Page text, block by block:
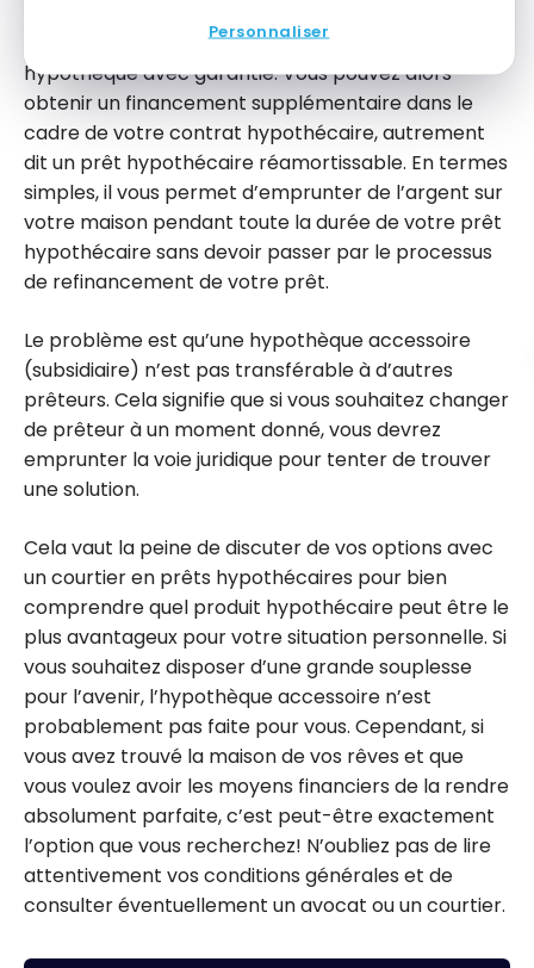
Personnaliser
vous avez peut-être eu la possibilité d’obtenir une
hypothèque avec garantie. Vous pouvez alors
obtenir un financement supplémentaire dans le
cadre de votre contrat hypothécaire, autrement
dit un prêt hypothécaire réamortissable. En termes
simples, il vous permet d’emprunter de l’argent sur
votre maison pendant toute la durée de votre prêt
hypothécaire sans devoir passer par le processus
de refinancement de votre prêt.
Le problème est qu’une hypothèque accessoire
(subsidiaire) n’est pas transférable à d’autres
prêteurs. Cela signifie que si vous souhaitez changer
de prêteur à un moment donné, vous devrez
emprunter la voie juridique pour tenter de trouver
une solution.
Cela vaut la peine de discuter de vos options avec
un courtier en prêts hypothécaires pour bien
comprendre quel produit hypothécaire peut être le
plus avantageux pour votre situation personnelle. Si
vous souhaitez disposer d’une grande souplesse
pour l’avenir, l’hypothèque accessoire n’est
probablement pas faite pour vous. Cependant, si
vous avez trouvé la maison de vos rêves et que
vous voulez avoir les moyens financiers de la rendre
absolument parfaite, c’est peut-être exactement
l’option que vous recherchez! N’oubliez pas de lire
attentivement vos conditions générales et de
consulter éventuellement un avocat ou un courtier.